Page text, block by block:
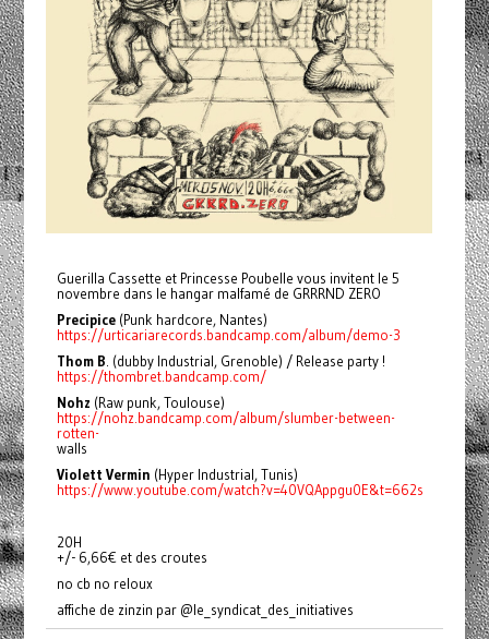
Guerilla Cassette et Princesse Poubelle vous invitent le 5
novembre dans le hangar malfamé de GRRRND ZERO
Precipice(Punk hardcore, Nantes)
https://urticariarecords.bandcamp.com/album/demo-3
Thom B . (dubby Industrial, Grenoble) / Release party !
https://thombret.bandcamp.com/
Nohz (Raw punk, Toulouse)
https://nohz.bandcamp.com/album/slumber-between-
rotten-
walls
Violett Vermin (Hyper Industrial, Tunis)
https://www.youtube.com/watch?v=40VQAppgu0E&t=662s
20H
+/- 6,66€ et des croutes
no cb no reloux
affiche de zinzin par @le_syndicat_des_initiatives